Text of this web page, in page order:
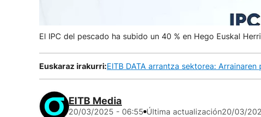
El IPC del pescado ha subido un 40 % en Hego Euskal
Euskaraz irakurri:EITB DATA arrantza sektorea:
EITB Media
20/03/2025 - 06:55 Última actualización20/03/